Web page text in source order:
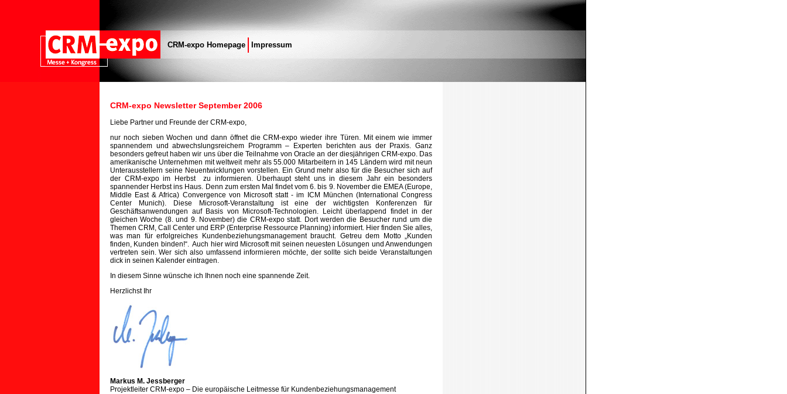
CRM-expo Homepage Impressum
CRM-expo Newsletter September 2006
Liebe Partner und Freunde der CRM-expo,
nur noch sieben Wochen und dann öffnet die CRM-expo wieder ihre Türen. Mit einem wie immer
spannendem und abwechslungsreichem Programm – Experten berichten aus der Praxis. Ganz
besonders gefreut haben wir uns über die Teilnahme von Oracle an der diesjährigen CRM-expo. Das
amerikanische Unternehmen mit weltweit mehr als 55.000 Mitarbeitern in 145 Ländern wird mit neun
Unterausstellern seine Neuentwicklungen vorstellen. Ein Grund mehr also für die Besucher sich auf
der CRM-expo im Herbst zu informieren. Überhaupt steht uns in diesem Jahr ein besonders
spannender Herbst ins Haus. Denn zum ersten Mal findet vom 6. bis 9. November die EMEA (Europe,
Middle East & Africa) Convergence von Microsoft statt - im ICM München (International Congress
Center Munich). Diese Microsoft-Veranstaltung ist eine der wichtigsten Konferenzen für
Geschäftsanwendungen auf Basis von Microsoft-Technologien. Leicht überlappend findet in der
gleichen Woche (8. und 9. November) die CRM-expo statt. Dort werden die Besucher rund um die
Themen CRM, Call Center und ERP (Enterprise Ressource Planning) informiert. Hier finden Sie alles,
was man für erfolgreiches Kundenbeziehungsmanagement braucht. Getreu dem Motto „Kunden
finden, Kunden binden!“. Auch hier wird Microsoft mit seinen neuesten Lösungen und Anwendungen
vertreten sein. Wer sich also umfassend informieren möchte, der sollte sich beide Veranstaltungen
dick in seinen Kalender eintragen.
In diesem Sinne wünsche ich Ihnen noch eine spannende Zeit.
Herzlichst Ihr
Markus M. Jessberger
Projektleiter CRM-expo – Die europäische Leitmesse für Kundenbeziehungsmanagement